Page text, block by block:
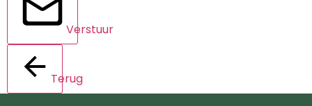
Verstuur
Terug